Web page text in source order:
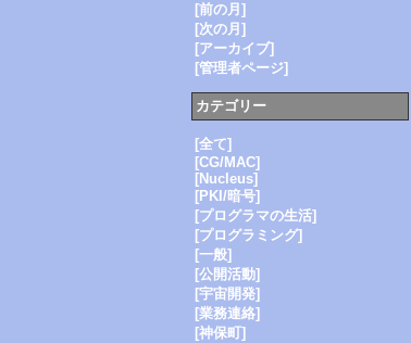
[前の月]
[次の月]
[アーカイブ]
[管理者ページ]
カテゴリー
[全て]
[CG/MAC]
[Nucleus]
[PKI/暗号]
[プログラマの生活]
[プログラミング]
[一般]
[公開活動]
[宇宙開発]
[業務連絡]
[神保町]